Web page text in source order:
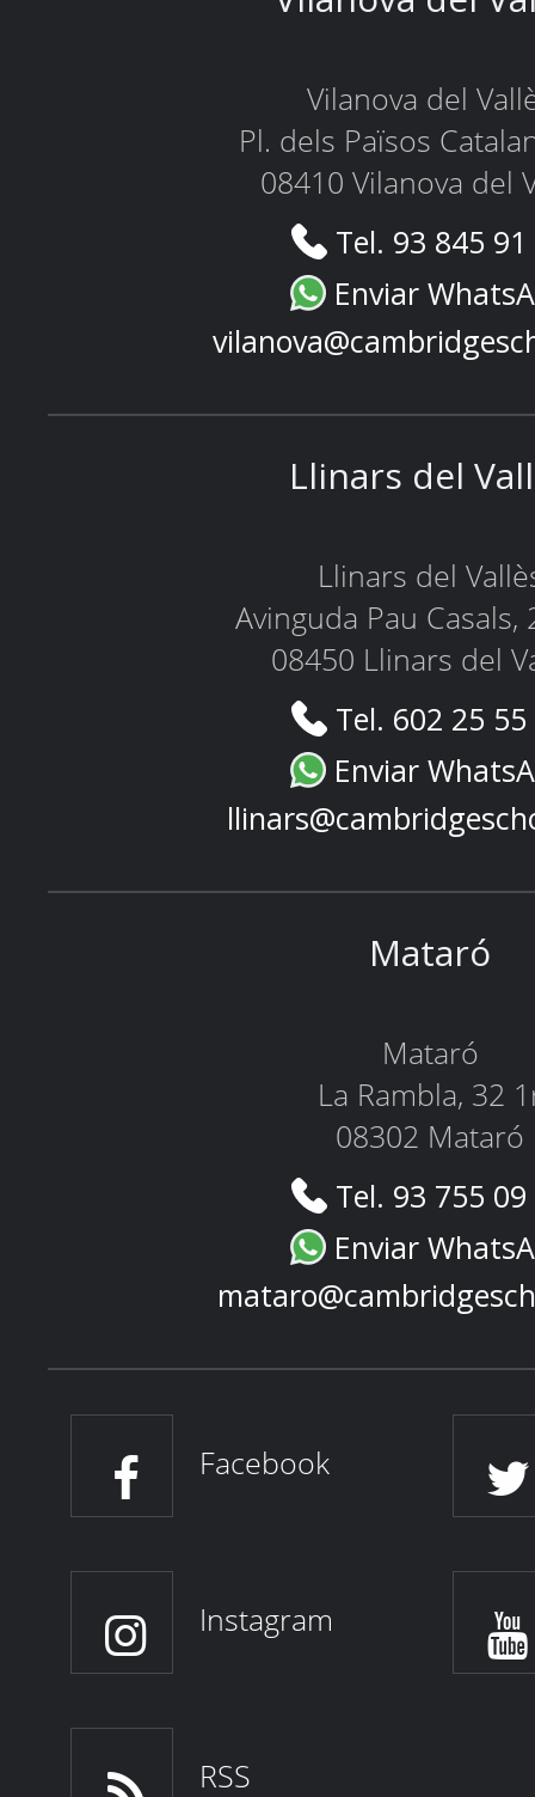
Vilanova del
Pl. dels Països
08410 Vilanova del
Tel. 93 845
Enviar
Llinars del
Llinars del
Avinguda Pau Casals,
08450 Llinars del
Tel. 602 25
Enviar
Mataró
Mataró
La Rambla, 32
08302 Mataró
Tel. 93 755
Enviar
Facebook
Instagram
RSS